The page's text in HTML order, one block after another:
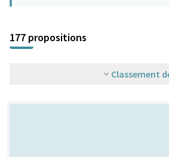
177 propositions
Classement